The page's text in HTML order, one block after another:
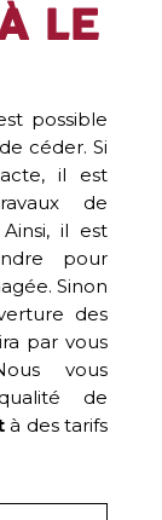
Le
possible
céder. Si
il est
de
il est
pour
Sinon
des
par vous
vous
de
à des tarifs